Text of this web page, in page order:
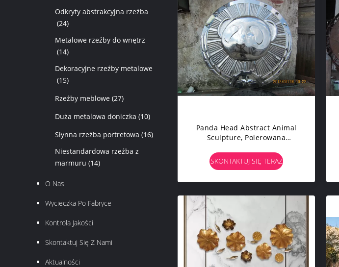
Odkryty abstrakcyjna rzeźba
(24)
Metalowe rzeźby do wnętrz
(14)
Dekoracyjne rzeźby metalowe
(15)
Rzeźby meblowe (27)
Duża metalowa doniczka (10)
Słynna rzeźba portretowa (16)
Niestandardowa rzeźba z
marmuru (14)
O Nas
Wycieczka Po Fabryce
Kontrola Jakości
Skontaktuj Się Z Nami
Aktualności
Panda Head Abstract Animal
Sculpture, Polerowana
Ścianie Metalowe Rzeźby
SKONTAKTUJ SIĘ TERAZ